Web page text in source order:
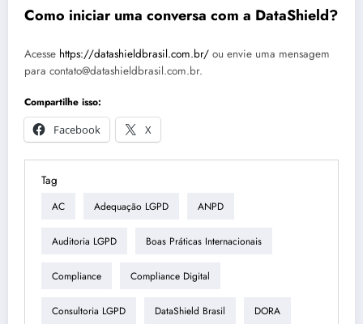
Como iniciar uma conversa com a DataShield?
Acesse https://datashieldbrasil.com.br/ ou envie uma mensagem
para contato@datashieldbrasil.com.br.
Compartilhe isso:
Facebook
X
Tag
AC Adequação LGPD ANPD
Auditoria LGPD Boas Práticas Internacionais
Compliance Compliance Digital
Consultoria LGPD DataShield Brasil DORA